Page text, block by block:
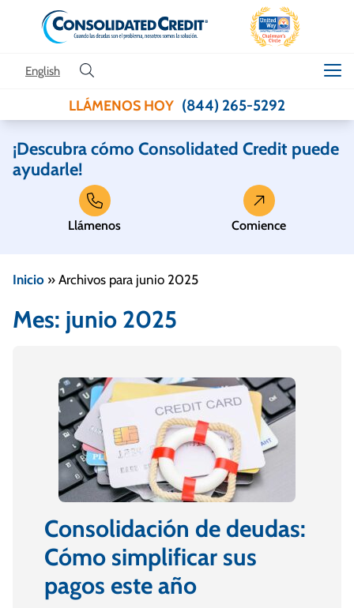
Skip to content
English
LLÁMENOS HOY (844) 265-5292
¡Descubra cómo Consolidated Credit puede
ayudarle!
Llámenos Comience
Inicio » Archivos para junio 2025
Mes: junio 2025
Consolidación de deudas:
Cómo simplificar sus
pagos este año